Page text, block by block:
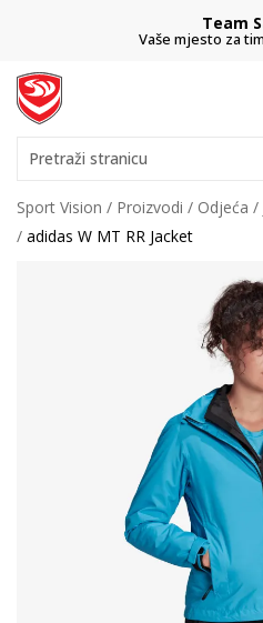
Team
Vaše mjesto za
Pretraži stranicu
Sport Vision Proizvodi Odjeća
adidas W MT RR Jacket